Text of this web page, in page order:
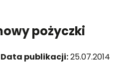
pożyczki
Data publikacji:25.07.2014